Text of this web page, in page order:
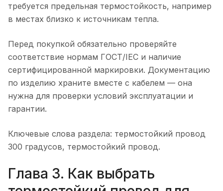
требуется предельная термостойкость, например
в местах близко к источникам тепла.
Перед покупкой обязательно проверяйте
соответствие нормам ГОСТ/IEC и наличие
сертифицированной маркировки. Документацию
по изделию храните вместе с кабелем — она
нужна для проверки условий эксплуатации и
гарантии.
Ключевые слова раздела: термостойкий провод
300 градусов, термостойкий провод.
Глава 3. Как выбрать